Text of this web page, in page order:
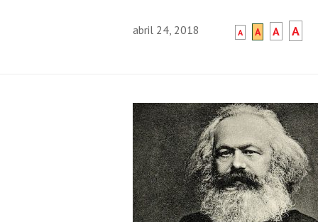
abril 24, 2018 A A A A